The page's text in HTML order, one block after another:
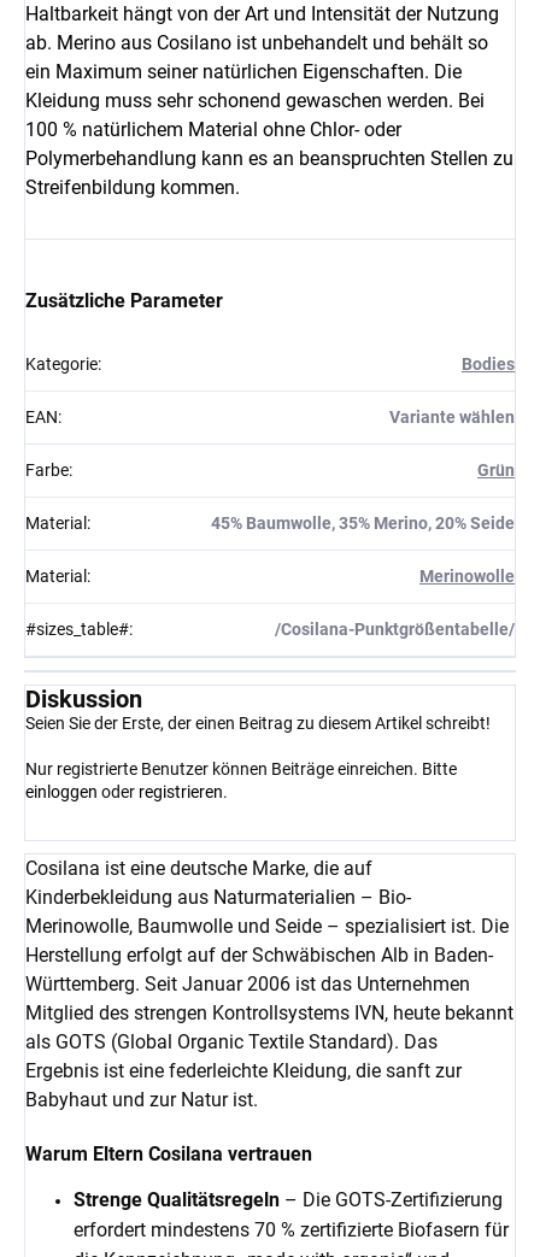
Haltbarkeit hängt von der Art und Intensität der Nutzung
ab. Merino aus Cosilano ist unbehandelt und behält so
ein Maximum seiner natürlichen Eigenschaften. Die
Kleidung muss sehr schonend gewaschen werden. Bei
100 % natürlichem Material ohne Chlor- oder
Polymerbehandlung kann es an beanspruchten Stellen zu
Streifenbildung kommen.
Zusätzliche Parameter
Kategorie: Bodies
EAN: Variante wählen
Farbe: Grün
Material : 45% Baumwolle, 35% Merino, 20% Seide
Material : Merinowolle
#sizes_table#: /Cosilana-Punktgrößentabelle/
Diskussion
Seien Sie der Erste, der einen Beitrag zu diesem Artikel schreibt!
Nur registrierte Benutzer können Beiträge einreichen. Bitte
einloggen oder registrieren.
Cosilana ist eine deutsche Marke, die auf
Kinderbekleidung aus Naturmaterialien – Bio-
Merinowolle, Baumwolle und Seide – spezialisiert ist. Die
Herstellung erfolgt auf der Schwäbischen Alb in Baden-
Württemberg. Seit Januar 2006 ist das Unternehmen
Mitglied des strengen Kontrollsystems IVN, heute bekannt
als GOTS (Global Organic Textile Standard). Das
Ergebnis ist eine federleichte Kleidung, die sanft zur
Babyhaut und zur Natur ist.
Warum Eltern Cosilana vertrauen
Strenge Qualitätsregeln – Die GOTS-Zertifizierung
erfordert mindestens 70 % zertifizierte Biofasern für